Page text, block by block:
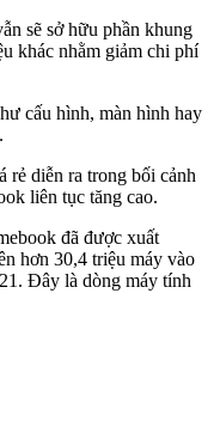
sẽ sở hữu phần khung
khác nhằm giảm chi phí
cấu hình, màn hình hay
rẻ diễn ra trong bối cảnh
liên tục tăng cao.
đã được xuất
hơn 30,4 triệu máy vào
Đây là dòng máy tính